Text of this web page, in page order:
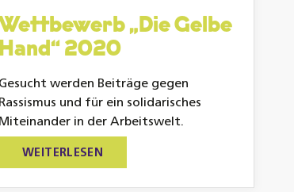
„Die Gelbe
Hand“ 2020
Gesucht werden Beiträge gegen
Rassismus und für ein solidarisches
Miteinander in der Arbeitswelt.
WEITERLESEN